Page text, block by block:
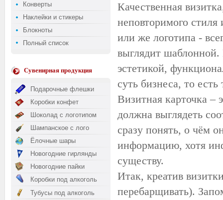
Конверты
Наклейки и стикеры
Блокноты
Полный список
Сувенирная продукция
Подарочные флешки
Коробки конфет
Шоколад с логотипом
Шампанское с лого
Ёлочные шары
Новогодние гирлянды
Новогодние пайки
Коробки под алкоголь
Тубусы под алкоголь
Качественная
неповторимого
или же логотипа -
выглядит шаблонной.
эстетикой,
суть бизнеса, то
Визитная карточка –
должна выглядеть
сразу понять, о чём
информацию, хотя
существу.
Итак, креатив
перебарщивать).